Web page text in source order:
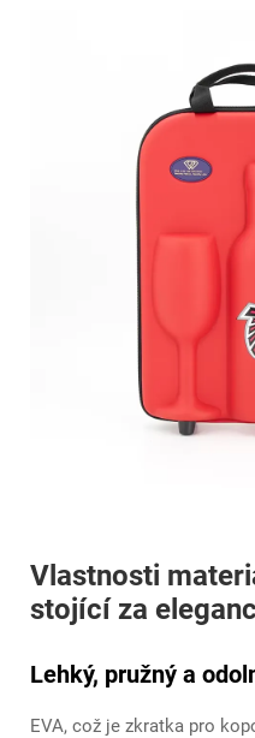
Vlastnosti
stojící za
Lehký, pružný a
EVA, což je zkratka pro